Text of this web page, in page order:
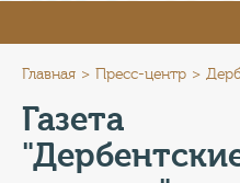
ПРЕСС-ЦЕНТР
ТУРИСТАМ
Главная Пресс-центр
Газета